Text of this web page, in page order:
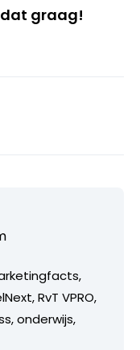
graag!
RvT VPRO,
onderwijs,